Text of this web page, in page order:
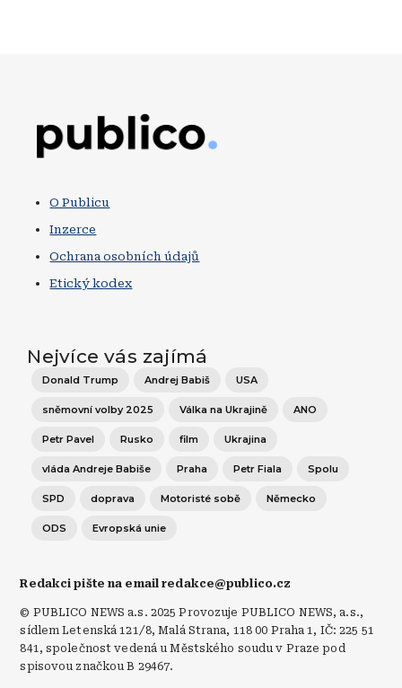
O Publicu
Inzerce
Ochrana osobních údajů
Etický kodex
Nejvíce vás zajímá
Donald Trump Andrej Babiš USA
sněmovní volby 2025 Válka na Ukrajině ANO
Petr Pavel Rusko film Ukrajina
vláda Andreje Babiše Praha Petr Fiala Spolu
SPD doprava Motoristé sobě Německo
ODS Evropská unie
Redakci pište na email redakce@publico.cz
© PUBLICO NEWS a.s. 2025 Provozuje PUBLICO NEWS, a.s.,
sídlem Letenská 121/8, Malá Strana, 118 00 Praha 1, IČ: 225 51
841, společnost vedená u Městského soudu v Praze pod
spisovou značkou B 29467.